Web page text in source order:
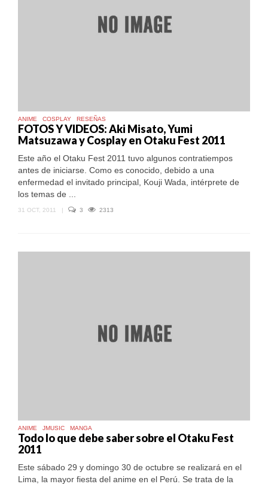
ANIME COSPLAY RESEÑAS
FOTOS Y VIDEOS: Aki Misato, Yumi
Matsuzawa y Cosplay en Otaku Fest 2011
Este año el Otaku Fest 2011 tuvo algunos contratiempos
antes de iniciarse. Como es conocido, debido a una
enfermedad el invitado principal, Kouji Wada, intérprete de
los temas de ...
31 OCT, 2011 | 3 2313
ANIME JMUSIC MANGA
Todo lo que debe saber sobre el Otaku Fest
2011
Este sábado 29 y domingo 30 de octubre se realizará en el
Lima, la mayor fiesta del anime en el Perú. Se trata de la